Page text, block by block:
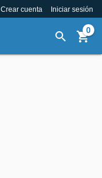
Crear cuenta Iniciar sesión
0